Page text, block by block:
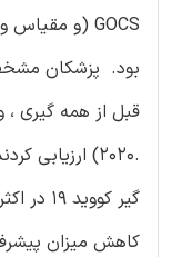
بود. پزشکان
قبل از همه گیری
.2020)
گیر